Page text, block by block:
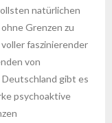
natürlichen
Grenzen zu
faszinierender
von
gibt es
psychoaktive